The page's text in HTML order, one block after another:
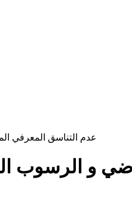
عدم التناسق المعرفي
و الرسوب